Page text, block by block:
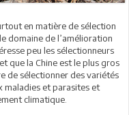
en matière de sélection
domaine de l’amélioration
peu les sélectionneurs
que la Chine est le plus gros
de sélectionner des variétés
maladies et parasites et
climatique.